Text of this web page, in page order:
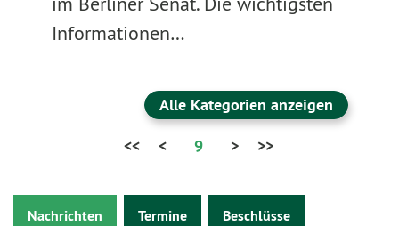
Informationen…
Alle Kategorien anzeigen
<<
< 9 > >>
Nachrichten Termine Beschlüsse